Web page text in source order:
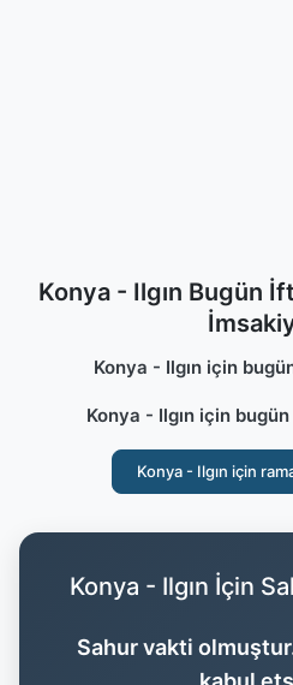
Konya - Ilgın Bugün
Konya - Ilgın için
Konya - Ilgın için
Konya - Ilgın için
Konya - Ilgın İçin
Sahur vakti